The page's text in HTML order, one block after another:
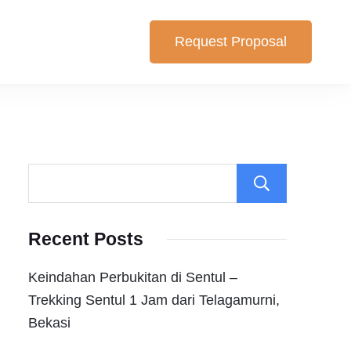
yang cocok untuk anda. Berikut Pilihan Harga Paket ,
Request Proposal
Recent Posts
Keindahan Perbukitan di Sentul –
Trekking Sentul 1 Jam dari Telagamurni,
Bekasi